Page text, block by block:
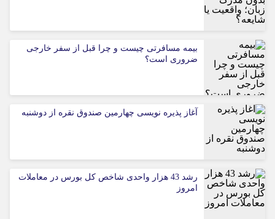
بیمه مسافرتی چیست و چرا قبل از سفر خارجی
ضروری است؟
آغاز پذیره نویسی چهارمین صندوق نقره از دوشنبه
رشد 43 هزار واحدی شاخص کل بورس در معاملات
امروز